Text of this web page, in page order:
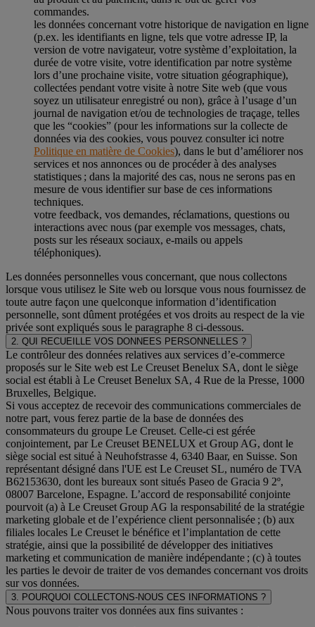
commandes.
les données concernant votre historique de navigation en ligne
(p.ex. les identifiants en ligne, tels que votre adresse IP, la
version de votre navigateur, votre système d’exploitation, la
durée de votre visite, votre identification par notre système
lors d’une prochaine visite, votre situation géographique),
collectées pendant votre visite à notre Site web (que vous
soyez un utilisateur enregistré ou non), grâce à l’usage d’un
journal de navigation et/ou de technologies de traçage, telles
que les “cookies” (pour les informations sur la collecte de
données via des cookies, vous pouvez consulter ici notre
Politique en matière de Cookies), dans le but d’améliorer nos
services et nos annonces ou de procéder à des analyses
statistiques ; dans la majorité des cas, nous ne serons pas en
mesure de vous identifier sur base de ces informations
techniques.
votre feedback, vos demandes, réclamations, questions ou
interactions avec nous (par exemple vos messages, chats,
posts sur les réseaux sociaux, e-mails ou appels
téléphoniques).
Les données personnelles vous concernant, que nous collectons
lorsque vous utilisez le Site web ou lorsque vous nous fournissez de
toute autre façon une quelconque information d’identification
personnelle, sont dûment protégées et vos droits au respect de la vie
privée sont expliqués sous le paragraphe 8 ci-dessous.
2. QUI RECUEILLE VOS DONNEES PERSONNELLES ?
Le contrôleur des données relatives aux services d’e-commerce
proposés sur le Site web est Le Creuset Benelux SA, dont le siège
social est établi à Le Creuset Benelux SA, 4 Rue de la Presse, 1000
Bruxelles, Belgique.
Si vous acceptez de recevoir des communications commerciales de
notre part, vous ferez partie de la base de données des
consommateurs du groupe Le Creuset. Celle-ci est gérée
conjointement, par Le Creuset BENELUX et Group AG, dont le
siège social est situé à Neuhofstrasse 4, 6340 Baar, en Suisse. Son
représentant désigné dans l'UE est Le Creuset SL, numéro de TVA
B62153630, dont les bureaux sont situés Paseo de Gracia 9 2º,
08007 Barcelone, Espagne. L’accord de responsabilité conjointe
pourvoit (a) à Le Creuset Group AG la responsabilité de la stratégie
marketing globale et de l’expérience client personnalisée ; (b) aux
filiales locales Le Creuset le bénéfice et l’implantation de cette
stratégie, ainsi que la possibilité de développer des initiatives
marketing et communication de manière indépendante ; (c) à toutes
les parties le devoir de traiter de vos demandes concernant vos droits
sur vos données.
3. POURQUOI COLLECTONS-NOUS CES INFORMATIONS ?
Nous pouvons traiter vos données aux fins suivantes :